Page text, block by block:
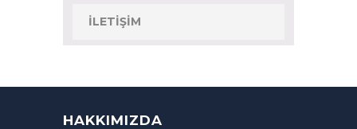
İLETIŞIM
HAKKIMIZDA